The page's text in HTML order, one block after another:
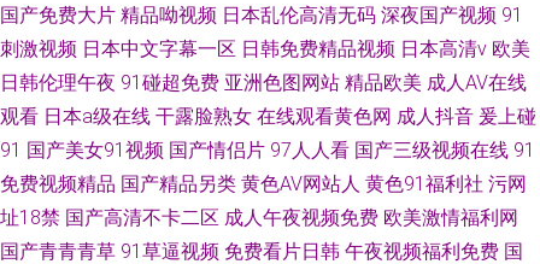
国产免费大片 精品呦视频 日本乱伦高清无码 深夜国产视频 91
刺激视频 日本中文字幕一区 日韩免费精品视频 日本高清v 欧美
日韩伦理午夜 91碰超免费 亚洲色图网站 精品欧美 成人AV在线
观看 日本a级在线 干露脸熟女 在线观看黄色网 成人抖音 爰上碰
91 国产美女91视频 国产情侣片 97人人看 国产三级视频在线 91
免费视频精品 国产精品另类 黄色AV网站人 黄色91福利社 污网
址18禁 国产高清不卡二区 成人午夜视频免费 欧美激情福利网
国产青青青草 91草逼视频 免费看片日韩 午夜视频福利免费 国